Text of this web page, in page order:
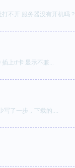
不开 服务器没有开机吗？
插上tf卡 显示不兼...
写了一步，下载的....